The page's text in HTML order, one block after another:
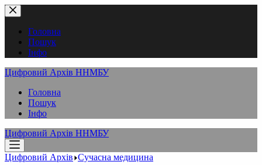
Перейти
до
вмістуГоловна
Пошук
Інфо
Цифровий Архів ННМБУ
Головна
Пошук
Інфо
Цифровий Архів ННМБУ
Цифровий Архів Сучасна медицина